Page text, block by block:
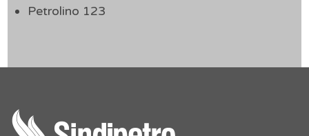
Petrolino 123